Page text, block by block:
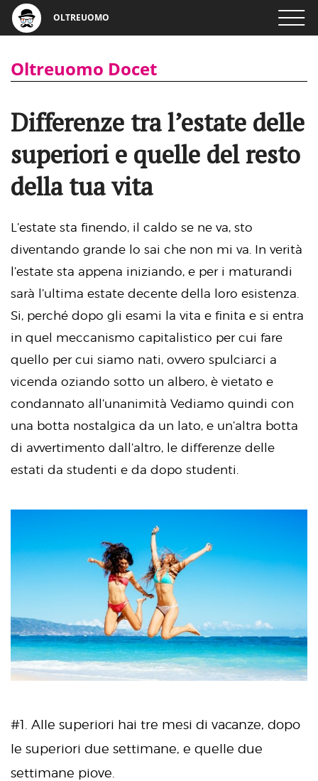
OLTREUOMO
Oltreuomo Docet
Differenze tra l’estate delle
superiori e quelle del resto
della tua vita
L’estate sta finendo, il caldo se ne va, sto
diventando grande lo sai che non mi va. In verità
l’estate sta appena iniziando, e per i maturandi
sarà l’ultima estate decente della loro esistenza.
Si, perché dopo gli esami la vita e finita e si entra
in quel meccanismo capitalistico per cui fare
quello per cui siamo nati, ovvero spulciarci a
vicenda oziando sotto un albero, è vietato e
condannato all’unanimità Vediamo quindi con
una botta nostalgica da un lato, e un’altra botta
di avvertimento dall’altro, le differenze delle
estati da studenti e da dopo studenti.
#1. Alle superiori hai tre mesi di vacanze, dopo
le superiori due settimane, e quelle due
settimane piove.